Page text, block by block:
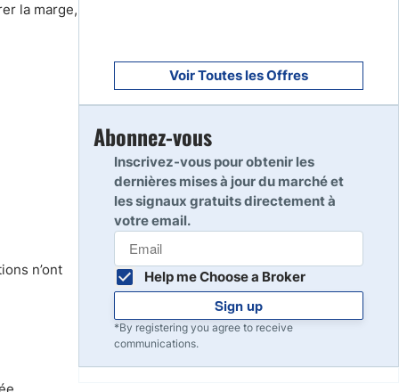
la marge,
n’ont
Voir Toutes les Offres
Abonnez-vous
Inscrivez-vous pour obtenir les
dernières mises à jour du marché et
les signaux gratuits directement à
votre email.
Help me Choose a Broker
Sign up
*By registering you agree to receive
communications.